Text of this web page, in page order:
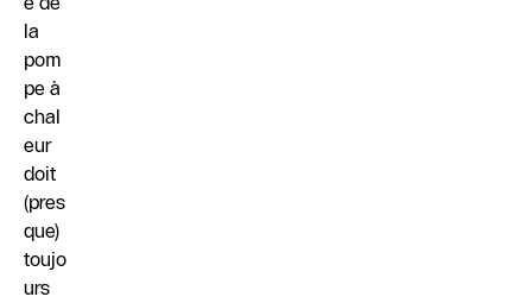
la
pom
pe à
chal
eur
doit
(pres
que)
toujo
urs